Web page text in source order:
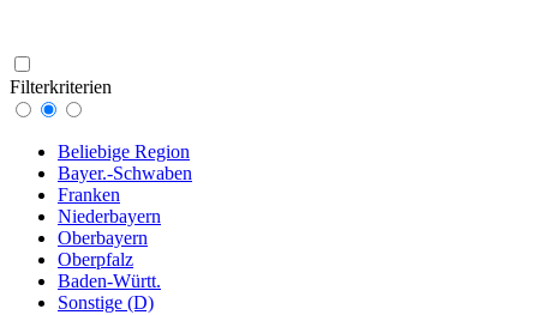
Filterkriterien
Beliebige Region
Bayer.-Schwaben
Franken
Niederbayern
Oberbayern
Oberpfalz
Baden-Württ.
Sonstige (D)